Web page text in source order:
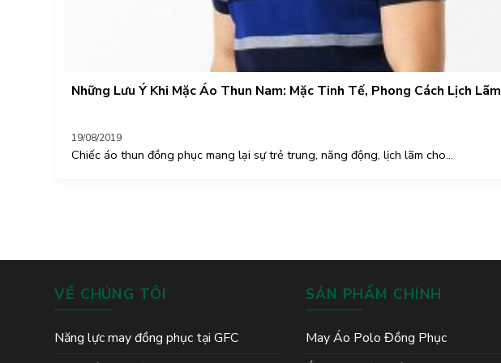
Những Lưu Ý Khi Mặc Áo Thun Nam: Mặc Tinh Tế, Phong Cách Lịch Lãm
19/08/2019
Chiếc áo thun đồng phục mang lại sự trẻ trung, năng động, lịch lãm cho...
VỀ CHÚNG TÔI
Năng lực may đồng phục tại GFC
SẢN PHẨM CHÍNH
May Áo Polo Đồng Phục